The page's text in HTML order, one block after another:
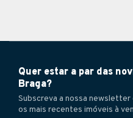
Quer estar a par das
Braga?
Subscreva a nossa
os mais recentes imóveis à